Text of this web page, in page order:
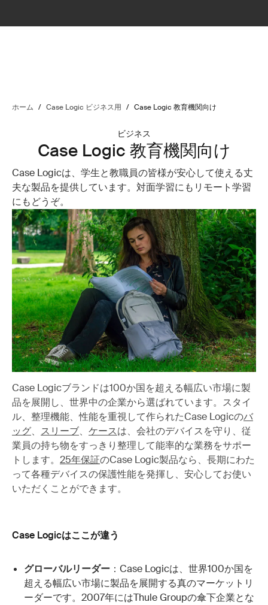
ホーム / Case Logic ビジネス用 / Case Logic 教育機関向け
ビジネス
Case Logic 教育機関向け
Case Logicは、学生と教職員の皆様が安心して使える丈
夫な製品を提供しています。対面学習にもリモート学習
にもどうぞ。
Case Logicブランドは100か国を超える幅広い市場に製
品を展開し、世界中の企業から選ばれています。スタイ
ル、整理機能、性能を重視して作られたCase Logicのバ
ッグ、 スリーブ、 ケースは、会社のデバイスを守り、従
業員の持ち物をすっきり整理して能率的な業務をサポー
トします。 25年保証のCase Logic製品なら、長期にわた
って各種デバイスの保護性能を発揮し、安心してお使い
いただくことができます。
Case Logicはここが違う
グローバルリーダー ：Case Logicは、世界100か国を
超える幅広い市場に製品を展開する真のマーケットリ
ーダーです。2007年にはThule Groupの傘下企業とな